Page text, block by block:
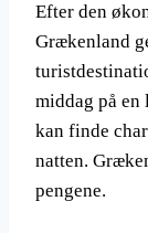
Efter den
Grækenland
middag på en
kan finde
natten.
pengene.